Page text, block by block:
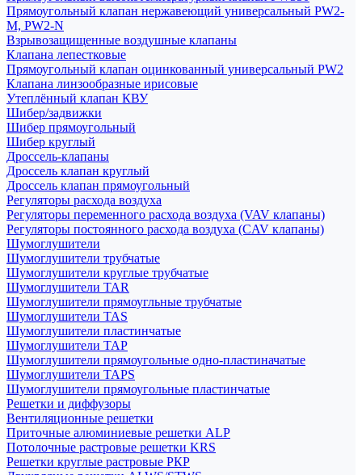
Прямоугольный клапан нержавеющий универсальный PW2-
M, PW2-N
Взрывозащищенные воздушные клапаны
Клапана лепестковые
Прямоугольный клапан оцинкованный универсальный PW2
Клапана линзообразные ирисовые
Утеплённый клапан КВУ
Шибер/задвижки
Шибер прямоугольный
Шибер круглый
Дроссель-клапаны
Дроссель клапан круглый
Дроссель клапан прямоугольный
Регуляторы расхода воздуха
Регуляторы переменного расхода воздуха (VAV клапаны)
Регуляторы постоянного расхода воздуха (CAV клапаны)
Шумоглушители
Шумоглушители трубчатые
Шумоглушители круглые трубчатые
Шумоглушители TAR
Шумоглушители прямоугльные трубчатые
Шумоглушители TAS
Шумоглушители пластинчатые
Шумоглушители TAP
Шумоглушители прямоугольные одно-пластиначатые
Шумоглушители TAPS
Шумоглушители прямоугольные пластинчатые
Решетки и диффузоры
Вентиляционные решетки
Приточные алюминиевые решетки ALP
Потолочные растровые решетки KRS
Решетки круглые растровые РКР